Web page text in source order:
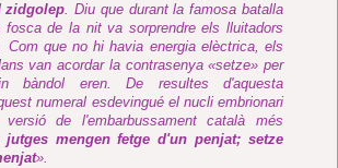
zidgolep. Diu que durant la famosa batalla
de la nit va sorprendre els lluitadors
Com que no hi havia energia elèctrica, els
van acordar la contrasenya «setze» per
bàndol eren. De resultes d'aquesta
numeral esdevingué el nucli embrionari
de l'embarbussament català més
jutges mengen fetge d'un penjat; setze
».